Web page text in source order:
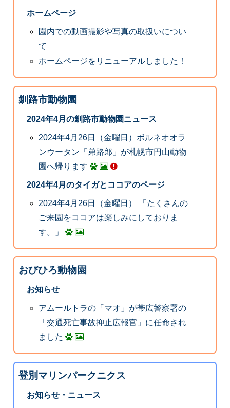
ホームページ
園内での動画撮影や写真の取扱いについ
て
ホームページをリニューアルしました！
釧路市動物園
2024年4月の釧路市動物園ニュース
2024年4月26日（金曜日）ボルネオオラ
ンウータン「弟路郎」が札幌市円山動物
園へ帰ります
2024年4月のタイガとココアのページ
2024年4月26日（金曜日） 「たくさんの
ご来園をココアは楽しみにしておりま
す。」
おびひろ動物園
お知らせ
アムールトラの「マオ」が帯広警察署の
「交通死亡事故抑止広報官」に任命され
ました
登別マリンパークニクス
お知らせ・ニュース